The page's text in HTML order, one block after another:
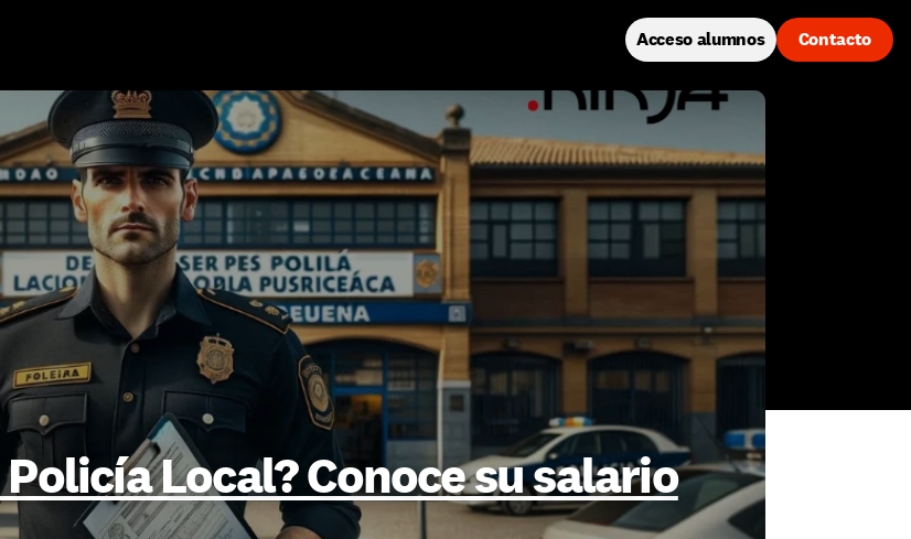
Acceso alumnos Contacto
Local? Conoce su salario